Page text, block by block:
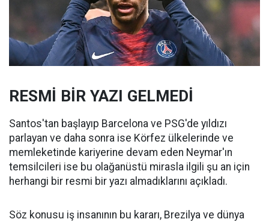
RESMİ BİR YAZI GELMEDİ
Santos'tan başlayıp Barcelona ve PSG'de yıldızı
parlayan ve daha sonra ise Körfez ülkelerinde ve
memleketinde kariyerine devam eden Neymar'ın
temsilcileri ise bu olağanüstü mirasla ilgili şu an için
herhangi bir resmi bir yazı almadıklarını açıkladı.
Söz konusu iş insanının bu kararı, Brezilya ve dünya